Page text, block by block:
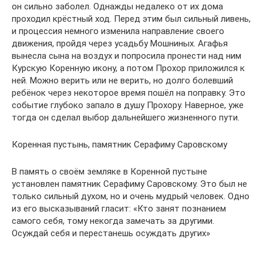
он сильно заболел. Однажды недалеко от их дома
проходил крёстный ход. Перед этим был сильный ливень,
и процессия немного изменила направление своего
движения, пройдя через усадьбу Мошниных. Агафья
вынесла сына на воздух и попросила пронести над ним
Курскую Коренную икону, а потом Прохор приложился к
ней. Можно верить или не верить, но долго болевший
ребёнок через некоторое время пошёл на поправку. Это
событие глубоко запало в душу Прохору. Наверное, уже
тогда он сделал выбор дальнейшего жизненного пути.
Коренная пустынь, памятник Серафиму Саровскому
В память о своём земляке в Коренной пустыне
установлен памятник Серафиму Саровскому. Это был не
только сильный духом, но и очень мудрый человек. Одно
из его высказываний гласит: «Кто занят познанием
самого себя, тому некогда замечать за другими.
Осуждай себя и перестанешь осуждать других»